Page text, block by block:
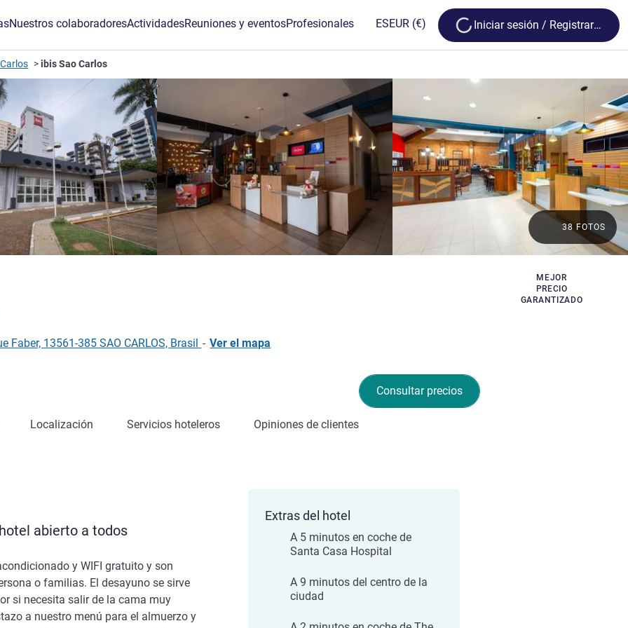
Nuestros colaboradoresActividadesReuniones y eventosProfesionales ESEUR (€) Loading...
Iniciar sesión / Registrarse
ibis Sao Carlos
ALL)
MEJOR
PRECIO
GARANTIZADO
38 FOTOS
Faber, 13561-385 SAO CARLOS, Brasil - Ver el mapa
Consultar precios
Localización Servicios hoteleros Opiniones de clientes
abierto a todos
y WIFI gratuito y son
o familias. El desayuno se sirve
si necesita salir de la cama muy
a nuestro menú para el almuerzo y
Extras del hotel
A 5 minutos en coche de
Santa Casa Hospital
A 9 minutos del centro de la
ciudad